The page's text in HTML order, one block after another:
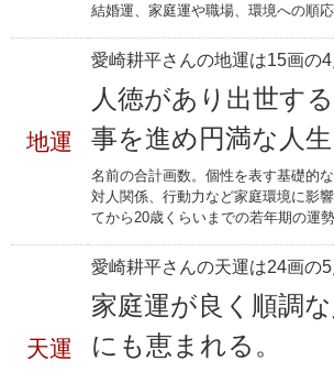
結婚運、家庭運や職場、環境への順応
地運
愛崎耕平さんの地運は15画の4
人徳があり出世す
事を進め円満な人生
名前の合計画数。個性を表す基礎的
対人関係、行動力など家庭環境に影
てから20歳くらいまでの若年期の運勢
天運
愛崎耕平さんの天運は24画の5
家庭運が良く順調
にも恵まれる。